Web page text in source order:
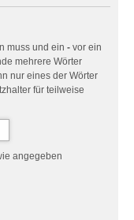
muss und ein - vor ein
mehrere Wörter
nur eines der Wörter
für teilweise
angegeben